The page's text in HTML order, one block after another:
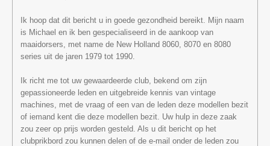
Ik hoop dat dit bericht u in goede gezondheid bereikt. Mijn naam
is Michael en ik ben gespecialiseerd in de aankoop van
maaidorsers, met name de New Holland 8060, 8070 en 8080
series uit de jaren 1979 tot 1990.
Ik richt me tot uw gewaardeerde club, bekend om zijn
gepassioneerde leden en uitgebreide kennis van vintage
machines, met de vraag of een van de leden deze modellen bezit
of iemand kent die deze modellen bezit. Uw hulp in deze zaak
zou zeer op prijs worden gesteld. Als u dit bericht op het
clubprikbord zou kunnen delen of de e-mail onder de leden zou